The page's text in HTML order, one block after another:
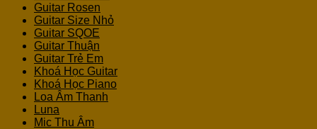
Guitar Rosen
Guitar Size Nhỏ
Guitar SQOE
Guitar Thuận
Guitar Trẻ Em
Khoá Học Guitar
Khoá Học Piano
Loa Âm Thanh
Luna
Mic Thu Âm